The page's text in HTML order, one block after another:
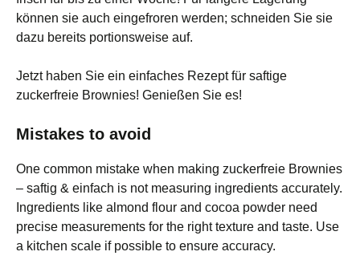
können sie auch eingefroren werden; schneiden Sie sie
dazu bereits portionsweise auf.
Jetzt haben Sie ein einfaches Rezept für saftige
zuckerfreie Brownies! Genießen Sie es!
Mistakes to avoid
One common mistake when making zuckerfreie Brownies
– saftig & einfach is not measuring ingredients accurately.
Ingredients like almond flour and cocoa powder need
precise measurements for the right texture and taste. Use
a kitchen scale if possible to ensure accuracy.